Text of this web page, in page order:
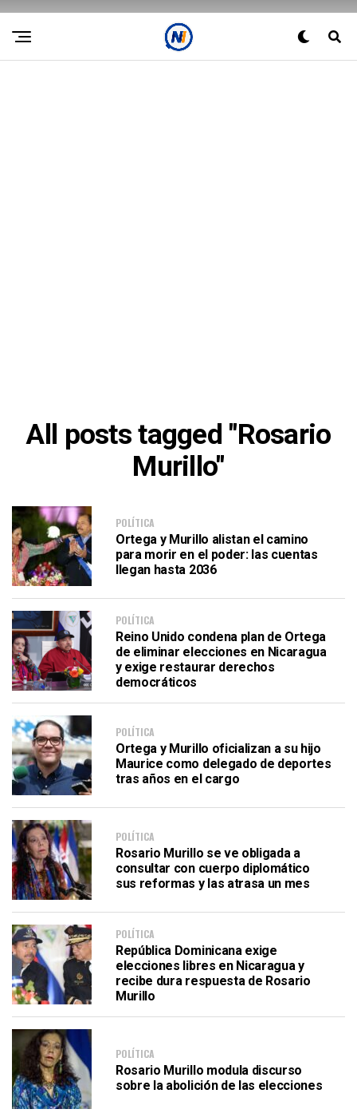
All posts tagged "Rosario
Murillo"
POLÍTICA
Ortega y Murillo alistan el camino
para morir en el poder: las cuentas
llegan hasta 2036
POLÍTICA
Reino Unido condena plan de Ortega
de eliminar elecciones en Nicaragua
y exige restaurar derechos
democráticos
POLÍTICA
Ortega y Murillo oficializan a su hijo
Maurice como delegado de deportes
tras años en el cargo
POLÍTICA
Rosario Murillo se ve obligada a
consultar con cuerpo diplomático
sus reformas y las atrasa un mes
POLÍTICA
República Dominicana exige
elecciones libres en Nicaragua y
recibe dura respuesta de Rosario
Murillo
POLÍTICA
Rosario Murillo modula discurso
sobre la abolición de las elecciones